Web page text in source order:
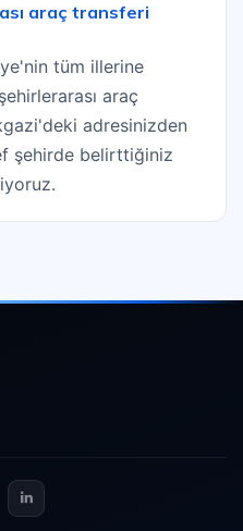
araç transferi
tüm illerine
araç
adresinizden
şehirde belirttiğiniz